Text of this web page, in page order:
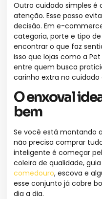
Outro cuidado simples é
atenção. Esse passo
decisão. Em e-
categoria, porte e tipo
encontrar o que faz
isso que lojas como a
entre quem busca
carinho extra no
O enxoval
bem
Se você está montando
não precisa comprar
inteligente é começar
coleira de qualidade,
comedouro, escova e
esse conjunto já cobre
dia a dia.